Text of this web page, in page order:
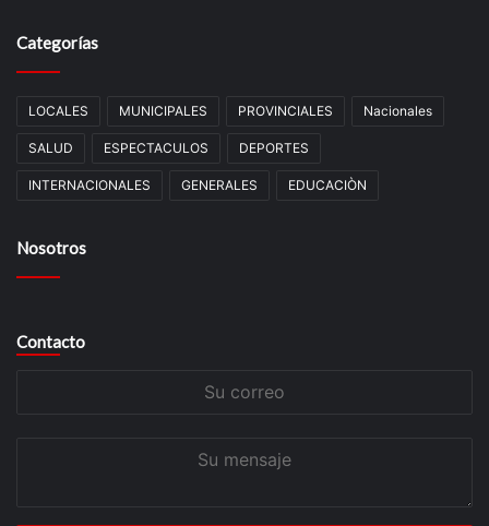
Categorías
LOCALES MUNICIPALES PROVINCIALES Nacionales
SALUD ESPECTACULOS DEPORTES
INTERNACIONALES GENERALES EDUCACIÒN
Nosotros
Contacto